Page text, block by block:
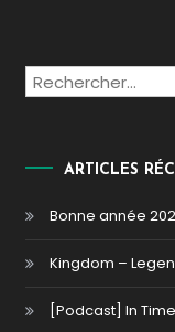
ARTICLES
Bonne année
Kingdom –
[Podcast] In